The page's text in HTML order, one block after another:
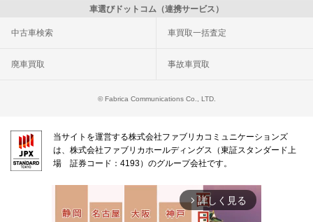
車選びドットコム（連携サービス）
中古車検索 車買取一括査定
廃車買取 事故車買取
© Fabrica Communications Co., LTD.
当サイトを運営する株式会社ファブリカコミュニケーションズ
は、株式会社ファブリカホールディングス（東証スタンダード上
場 証券コード：4193）のグループ会社です。
arrow_forward_ios 詳しく見る